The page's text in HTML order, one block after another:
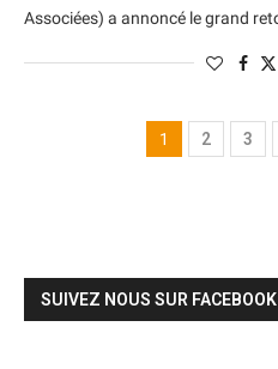
Associées) a annoncé le grand
1 2 3
SUIVEZ NOUS SUR